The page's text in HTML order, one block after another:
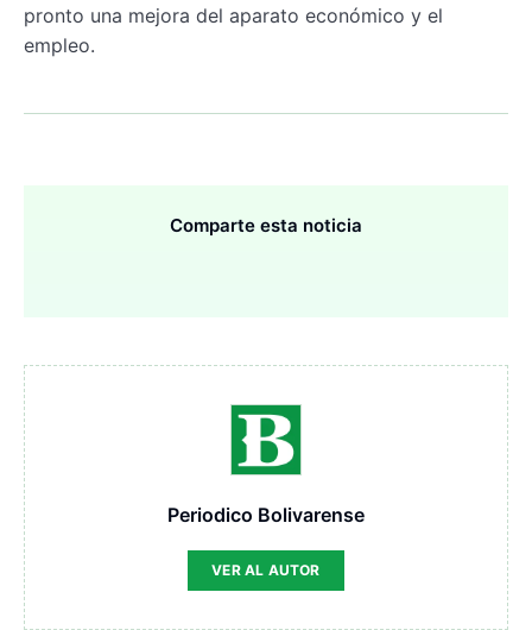
pronto una mejora del aparato económico y el
empleo.
Comparte esta noticia
Periodico Bolivarense
VER AL AUTOR